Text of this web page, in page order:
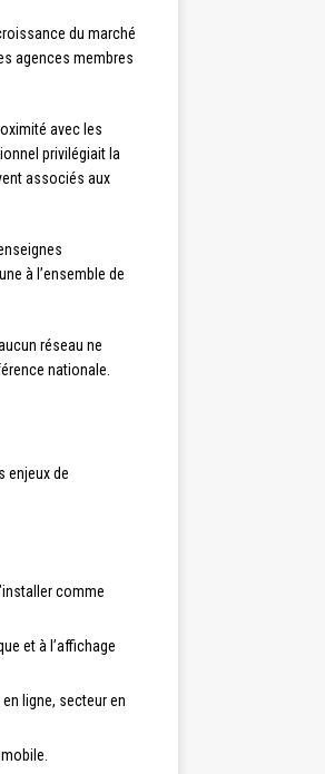
du marché
agences membres
avec les
privilégiait la
associés aux
à l’ensemble de
réseau ne
nationale.
enjeux de
comme
et à l’affichage
ligne, secteur en